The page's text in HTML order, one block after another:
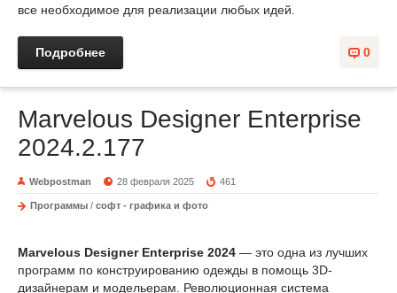
все необходимое для реализации любых идей.
0
Подробнее
Marvelous Designer Enterprise
2024.2.177
Webpostman 28 февраля 2025 461
Программы / софт - графика и фото
Marvelous Designer Enterprise 2024 — это одна из лучших
программ по конструированию одежды в помощь 3D-
дизайнерам и модельерам. Революционная система